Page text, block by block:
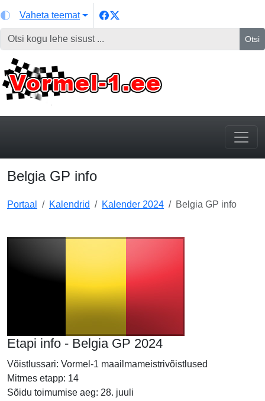
Vaheta teemat
Otsi
Belgia GP info
Portaal Kalendrid Kalender 2024 Belgia GP info
Etapi info - Belgia GP 2024
Võistlussari: Vormel-1 maailmameistrivõistlused
Mitmes etapp: 14
Sõidu toimumise aeg: 28. juuli